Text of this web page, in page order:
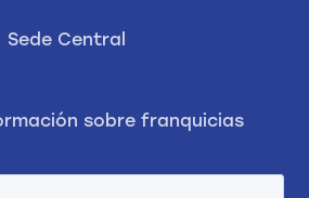
Sede Central
sobre franquicias